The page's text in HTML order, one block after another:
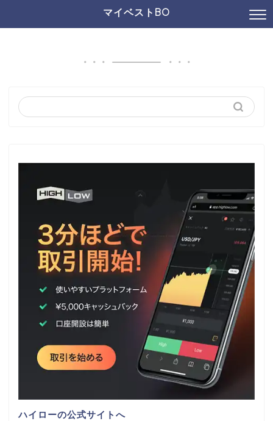
マイベストBO
ハイローの公式サイトへ